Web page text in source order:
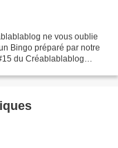
ne vous oublie
Bingo préparé par notre
du Créablablablog